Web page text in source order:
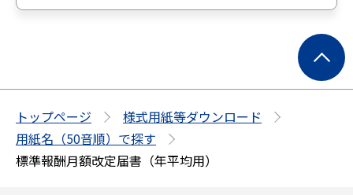
ー
ジ
トップページ
様式用紙等ダウンロード
用紙名（50音順）で探す
標準報酬月額改定届書（年平均用）